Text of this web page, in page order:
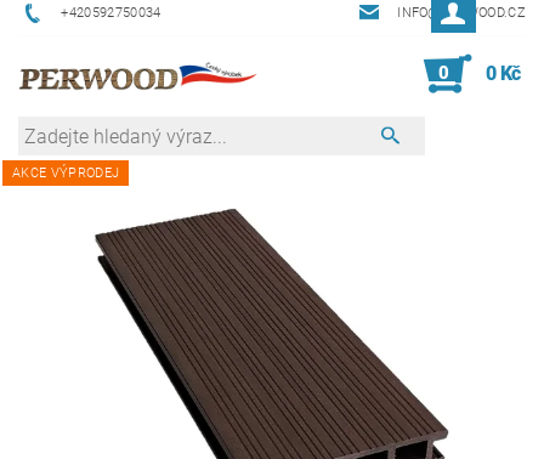
+420592750034 INFO@PERWOOD.CZ
0 0 Kč
AKCE VÝPRODEJ